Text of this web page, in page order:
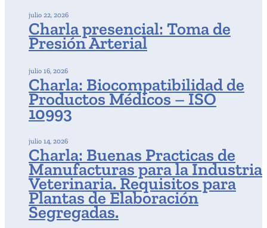
Charla presencial: Toma de
Presión Arterial
julio 22, 2026
Charla: Biocompatibilidad de
Productos Médicos – ISO
10993
julio 16, 2026
Charla: Buenas Practicas de
Manufacturas para la Industria
Veterinaria. Requisitos para
Plantas de Elaboración
Segregadas.
julio 14, 2026